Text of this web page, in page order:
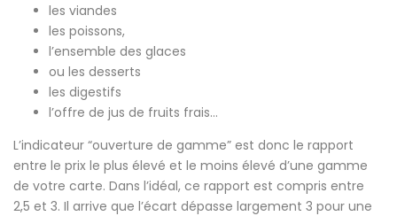
les viandes
les poissons,
l’ensemble des glaces
ou les desserts
les digestifs
l’offre de jus de fruits frais…
L’indicateur “ouverture de gamme” est donc le rapport
entre le prix le plus élevé et le moins élevé d’une gamme
de votre carte. Dans l’idéal, ce rapport est compris entre
2,5 et 3. Il arrive que l’écart dépasse largement 3 pour une